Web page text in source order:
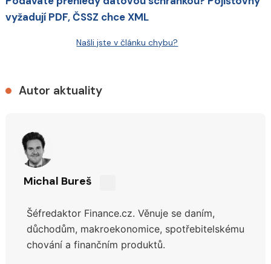
vyžadují PDF, ČSSZ chce XML
Našli jste v článku chybu?
Autor aktuality
Michal Bureš
síti
X
Šéfredaktor Finance.cz. Věnuje se daním,
důchodům, makroekonomice, spotřebitelskému
chování a finančním produktů.